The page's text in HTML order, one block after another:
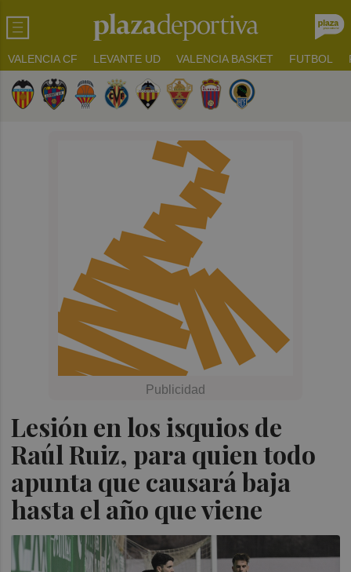
VALENCIA CF LEVANTE UD VALENCIA BASKET FUTBOL
Lesión en los isquios de
Raúl Ruiz, para quien todo
apunta que causará baja
hasta el año que viene